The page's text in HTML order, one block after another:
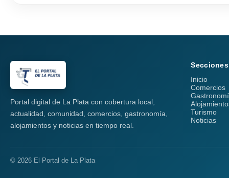
Portal digital de La Plata con cobertura local,
actualidad, comunidad, comercios, gastronomía,
alojamientos y noticias en tiempo real.
Secciones
Inicio
Comercios
Turismo
Noticias
© 2026 El Portal de La Plata